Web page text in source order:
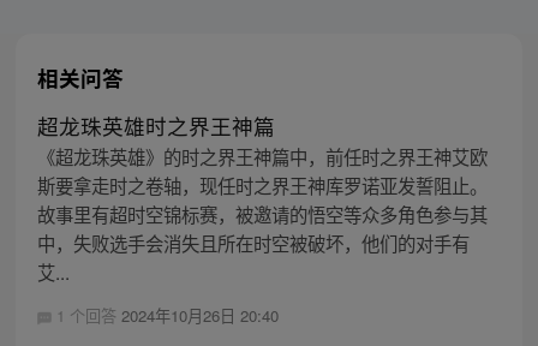
相关问答
超龙珠英雄时之界王神篇
《超龙珠英雄》的时之界王神篇中，前任时之界王神艾欧
斯要拿走时之卷轴，现任时之界王神库罗诺亚发誓阻止。
故事里有超时空锦标赛，被邀请的悟空等众多角色参与其
中，失败选手会消失且所在时空被破坏，他们的对手有
艾...
1 个回答 2024年10月26日 20:40